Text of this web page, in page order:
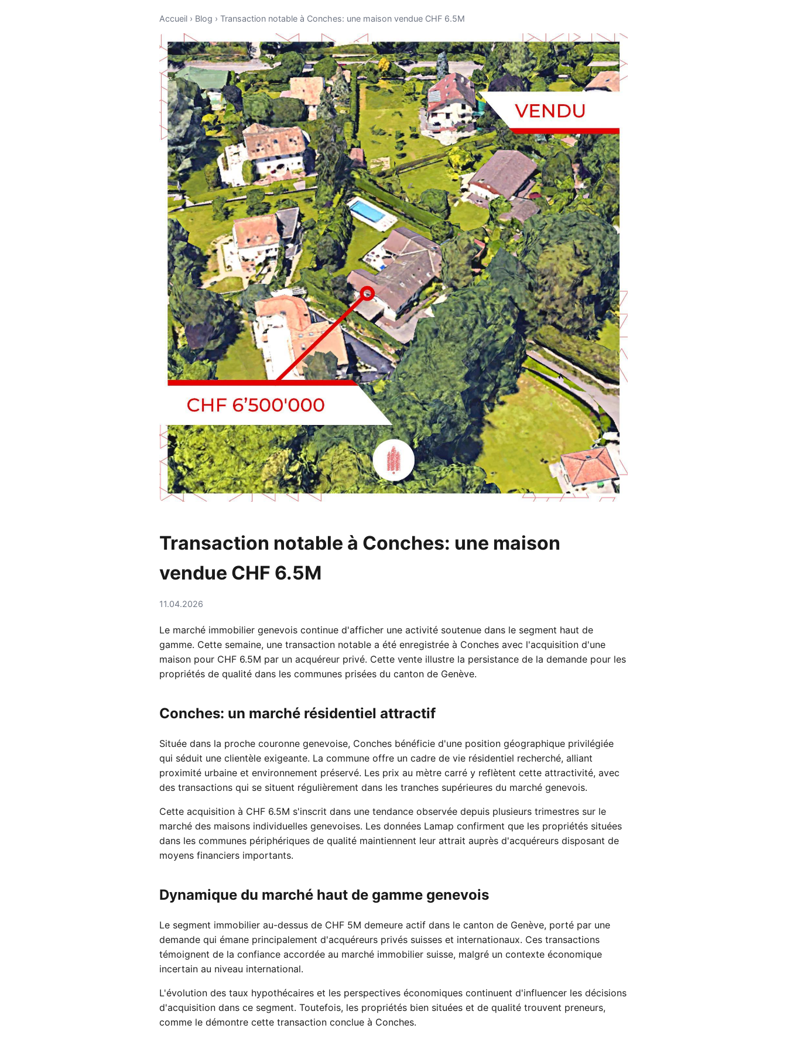
Accueil › Blog › Transaction notable à Conches: une maison vendue CHF 6.5M
Transaction notable à Conches: une maison
vendue CHF 6.5M
11.04.2026
Le marché immobilier genevois continue d'afficher une activité soutenue dans le segment haut de
gamme. Cette semaine, une transaction notable a été enregistrée à Conches avec l'acquisition d'une
maison pour CHF 6.5M par un acquéreur privé. Cette vente illustre la persistance de la demande pour les
propriétés de qualité dans les communes prisées du canton de Genève.
Conches: un marché résidentiel attractif
Située dans la proche couronne genevoise, Conches bénéficie d'une position géographique privilégiée
qui séduit une clientèle exigeante. La commune offre un cadre de vie résidentiel recherché, alliant
proximité urbaine et environnement préservé. Les prix au mètre carré y reflètent cette attractivité, avec
des transactions qui se situent régulièrement dans les tranches supérieures du marché genevois.
Cette acquisition à CHF 6.5M s'inscrit dans une tendance observée depuis plusieurs trimestres sur le
marché des maisons individuelles genevoises. Les données Lamap confirment que les propriétés situées
dans les communes périphériques de qualité maintiennent leur attrait auprès d'acquéreurs disposant de
moyens financiers importants.
Dynamique du marché haut de gamme genevois
Le segment immobilier au-dessus de CHF 5M demeure actif dans le canton de Genève, porté par une
demande qui émane principalement d'acquéreurs privés suisses et internationaux. Ces transactions
témoignent de la confiance accordée au marché immobilier suisse, malgré un contexte économique
incertain au niveau international.
L'évolution des taux hypothécaires et les perspectives économiques continuent d'influencer les décisions
d'acquisition dans ce segment. Toutefois, les propriétés bien situées et de qualité trouvent preneurs,
comme le démontre cette transaction conclue à Conches.